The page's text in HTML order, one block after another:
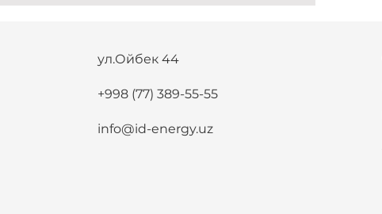
ул.Ойбек 44
+998 (77) 389-55-55
info@id-energy.uz